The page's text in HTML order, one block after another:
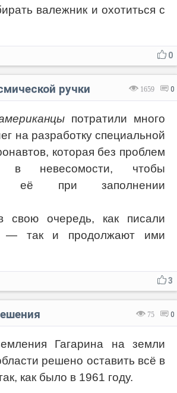
валежник и охотиться с
0
1659 0
ручки
потратили много
на разработку специальной
которая без проблем
невесомости, чтобы
её при заполнении
очередь, как писали
— так и продолжают ими
3
75 0
Гагарина на земли
решено оставить всё в
как было в 1961 году.